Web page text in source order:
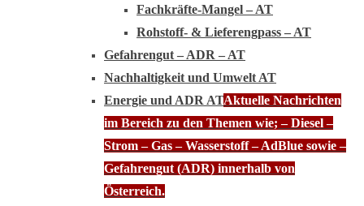
Fachkräfte-Mangel – AT
Rohstoff- & Lieferengpass – AT
Gefahrengut – ADR – AT
Nachhaltigkeit und Umwelt AT
Energie und ADR ATAktuelle Nachrichten
im Bereich zu den Themen wie; – Diesel –
Strom – Gas – Wasserstoff – AdBlue sowie –
Gefahrengut (ADR) innerhalb von
Österreich.